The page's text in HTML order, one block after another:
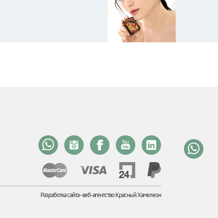
Разработка сайта -веб-агентство Красный Хамелеон